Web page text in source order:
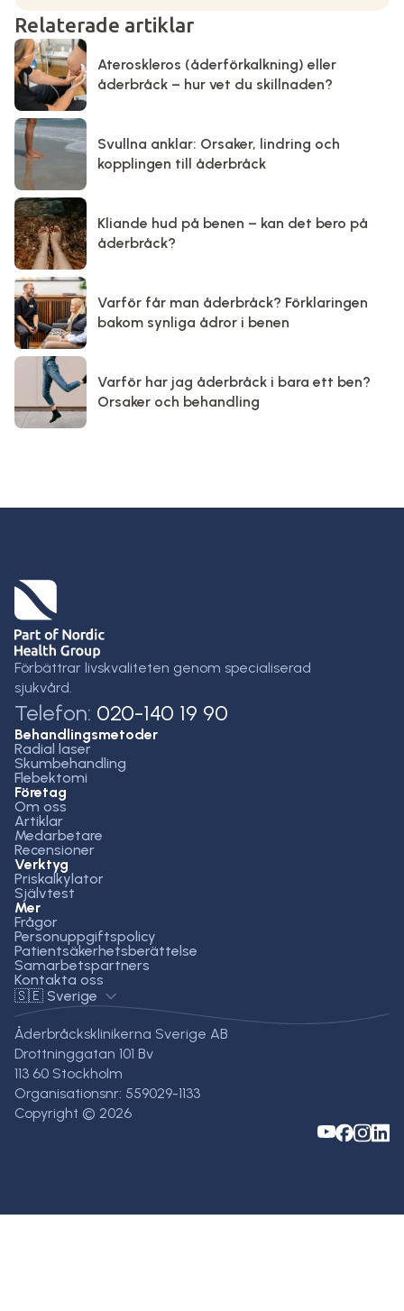
Relaterade artiklar
Ateroskleros (åderförkalkning) eller
åderbråck – hur vet du skillnaden?
Svullna anklar: Orsaker, lindring och
kopplingen till åderbråck
Kliande hud på benen – kan det bero på
åderbråck?
Varför får man åderbråck? Förklaringen
bakom synliga ådror i benen
Varför har jag åderbråck i bara ett ben?
Orsaker och behandling
Förbättrar livskvaliteten genom specialiserad
sjukvård.
Telefon: 020-140 19 90
Behandlingsmetoder
Radial laser
Skumbehandling
Flebektomi
Företag
Om oss
Artiklar
Medarbetare
Recensioner
Verktyg
Priskalkylator
Självtest
Mer
Frågor
Personuppgiftspolicy
Patientsäkerhetsberättelse
Samarbetspartners
Kontakta oss
🇸🇪 Sverige
Åderbråcksklinikerna Sverige AB
Drottninggatan 101 Bv
113 60 Stockholm
Organisationsnr: 559029-1133
Copyright © 2026